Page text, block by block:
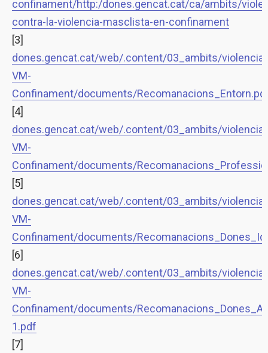
confinament/http:/dones.gencat.cat/ca/ambits/
contra-la-violencia-masclista-en-confinament
[3]
dones.gencat.cat/web/.content/03_ambits/
VM-
Confinament/documents/
[4]
dones.gencat.cat/web/.content/03_ambits/
VM-
Confinament/documents/
[5]
dones.gencat.cat/web/.content/03_ambits/
VM-
Confinament/documents/
[6]
dones.gencat.cat/web/.content/03_ambits/
VM-
Confinament/documents/
1.pdf
[7]